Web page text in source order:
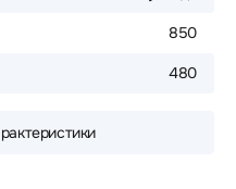
850
480